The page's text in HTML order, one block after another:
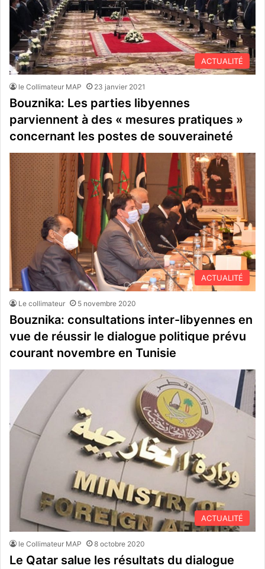
ACTUALITÉ
le Collimateur MAP 23 janvier 2021
Bouznika: Les parties libyennes
parviennent à des « mesures pratiques »
concernant les postes de souveraineté
ACTUALITÉ
Le collimateur 5 novembre 2020
Bouznika: consultations inter-libyennes en
vue de réussir le dialogue politique prévu
courant novembre en Tunisie
ACTUALITÉ
le Collimateur MAP 8 octobre 2020
Le Qatar salue les résultats du dialogue